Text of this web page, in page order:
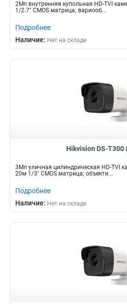
2Мп внутренняя купольная HD-TVI
1/2.7" CMOS матрица; вариооб...
Подробнее
Наличие: Нет на складе
Hikvision DS-T300
3Мп уличная цилиндрическая HD-TVI
20м 1/3" CMOS матрица; объекти...
Подробнее
Наличие: Нет на складе